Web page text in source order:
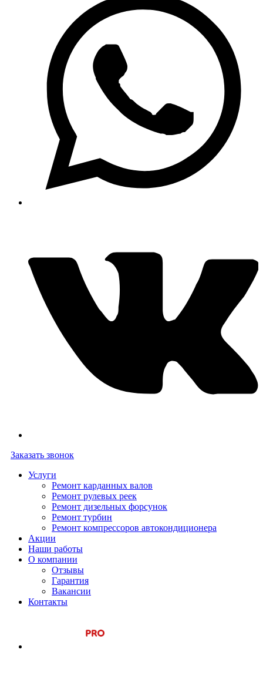
Заказать звонок
Услуги
Ремонт карданных валов
Ремонт рулевых реек
Ремонт дизельных форсунок
Ремонт турбин
Ремонт компрессоров автокондиционера
Акции
Наши работы
О компании
Отзывы
Гарантия
Вакансии
Контакты